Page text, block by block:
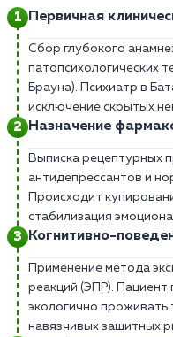
Первичная
Сбор глубокого
патопсихологических
Брауна). Психиатр в
исключение скрытых
Назначение
Выписка рецептурных
антидепрессантов и
Происходит
стабилизация
Когнитивно-
Применение метода
реакций (ЭПР). Пациент
экологично проживать
навязчивых защитных